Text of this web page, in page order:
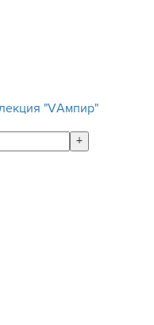
"VАмпир"
+